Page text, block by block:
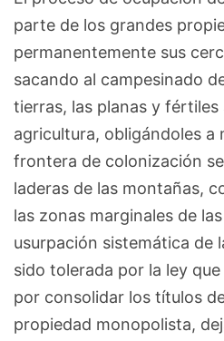
parte de los grandes
permanentemente sus
sacando al campesinado
tierras, las planas y fértiles
agricultura, obligándoles a
frontera de colonización
laderas de las montañas,
las zonas marginales de
usurpación sistemática de
sido tolerada por la ley
por consolidar los títulos
propiedad monopolista,